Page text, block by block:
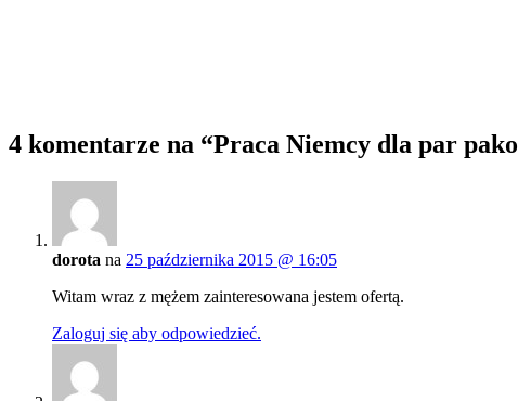
4 komentarze na “Praca Niemcy dla par
dorota na 25 października 2015 @ 16:05
Witam wraz z mężem zainteresowana jestem ofertą.
Zaloguj się aby odpowiedzieć.